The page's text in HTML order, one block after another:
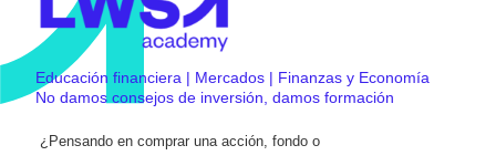
Educación financiera | Mercados | Finanzas y Economía
No damos consejos de inversión, damos formación
¿Pensando en comprar una acción, fondo o